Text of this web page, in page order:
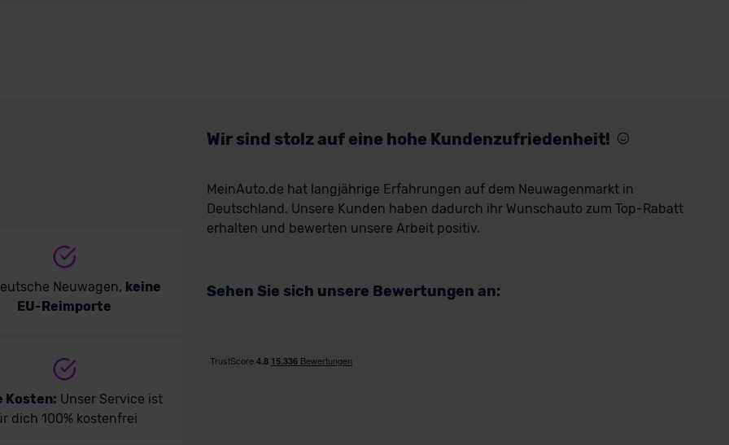
Neuwagen, keine
EU-Reimporte
Kosten: Unser Service ist
dich 100% kostenfrei
Wir sind stolz auf eine hohe Kundenzufriedenheit!
MeinAuto.de hat langjährige Erfahrungen auf dem Neuwagenmarkt in
Deutschland. Unsere Kunden haben dadurch ihr Wunschauto zum Top-Rabatt
erhalten und bewerten unsere Arbeit positiv.
Sehen Sie sich unsere Bewertungen an: